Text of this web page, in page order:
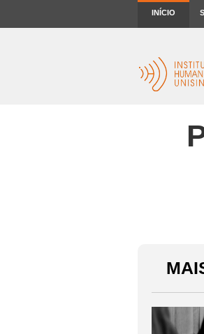
INÍCIO